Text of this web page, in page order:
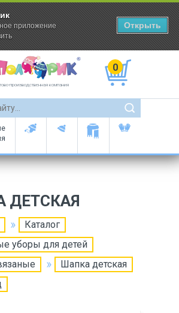
производственная компания
0
ДЕТСКАЯ
Каталог
уборы для детей
Шапка детская
приложение
Открыть